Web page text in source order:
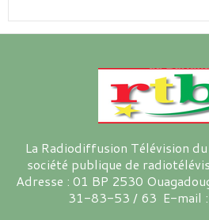
La Radiodiffusion Télévision
société publique de
Adresse : 01 BP 2530
31-83-53 / 63 E-mail